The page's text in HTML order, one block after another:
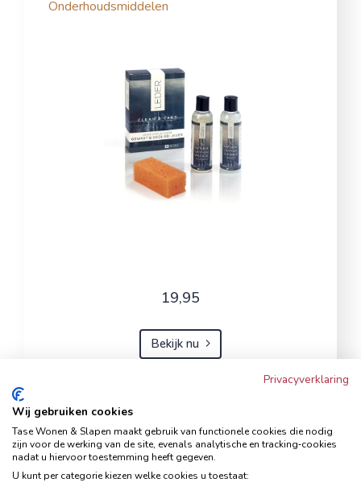
Onderhoudsmiddelen
19,95
Bekijk nu
Hoekbank Famanti lichtgrijs
rechts
Hoekbanken
Privacyverklaring
Wij gebruiken cookies
Tase Wonen & Slapen maakt gebruik van functionele cookies die nodig
zijn voor de werking van de site, evenals analytische en tracking‑cookies
nadat u hiervoor toestemming heeft gegeven.
U kunt per categorie kiezen welke cookies u toestaat: